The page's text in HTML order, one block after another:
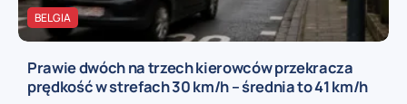
BELGIA
Prawie dwóch na trzech kierowców przekracza
prędkość w strefach 30 km/h – średnia to 41 km/h